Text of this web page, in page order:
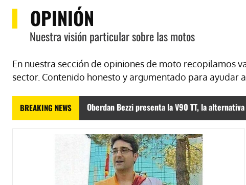
OPINIÓN
Nuestra visión particular sobre las motos
En nuestra sección de opiniones de moto recopilamos
sector. Contenido honesto y argumentado para ayudar
BREAKING NEWS Oberdan Bezzi presenta la V90 TT, la